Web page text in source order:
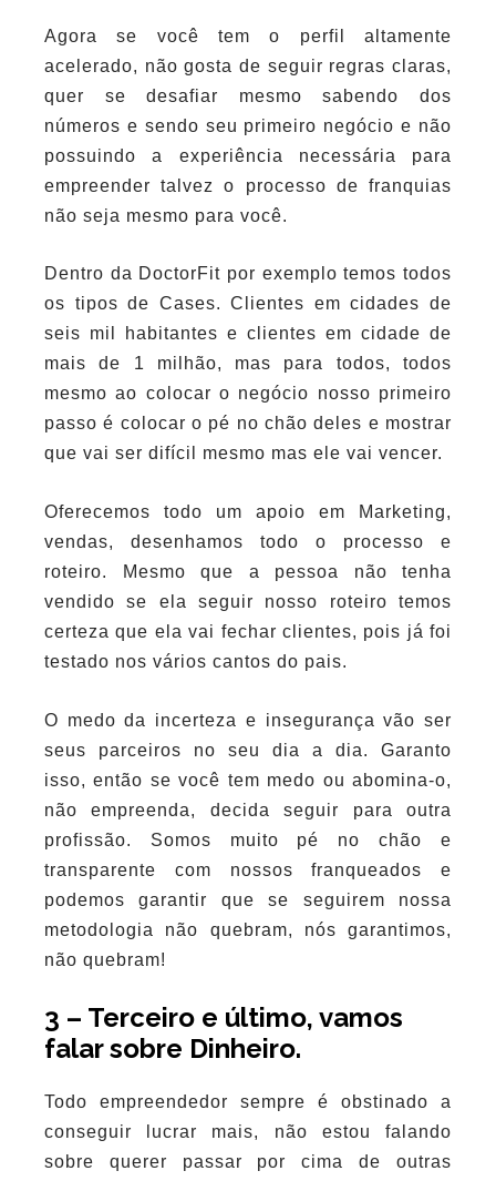
Agora se você tem o perfil altamente
acelerado, não gosta de seguir regras claras,
quer se desafiar mesmo sabendo dos
números e sendo seu primeiro negócio e não
possuindo a experiência necessária para
empreender talvez o processo de franquias
não seja mesmo para você.
Dentro da DoctorFit por exemplo temos todos
os tipos de Cases. Clientes em cidades de
seis mil habitantes e clientes em cidade de
mais de 1 milhão, mas para todos, todos
mesmo ao colocar o negócio nosso primeiro
passo é colocar o pé no chão deles e mostrar
que vai ser difícil mesmo mas ele vai vencer.
Oferecemos todo um apoio em Marketing,
vendas, desenhamos todo o processo e
roteiro. Mesmo que a pessoa não tenha
vendido se ela seguir nosso roteiro temos
certeza que ela vai fechar clientes, pois já foi
testado nos vários cantos do pais.
O medo da incerteza e insegurança vão ser
seus parceiros no seu dia a dia. Garanto
isso, então se você tem medo ou abomina-o,
não empreenda, decida seguir para outra
profissão. Somos muito pé no chão e
transparente com nossos franqueados e
podemos garantir que se seguirem nossa
metodologia não quebram, nós garantimos,
não quebram!
3 – Terceiro e último, vamos
falar sobre Dinheiro.
Todo empreendedor sempre é obstinado a
conseguir lucrar mais, não estou falando
sobre querer passar por cima de outras